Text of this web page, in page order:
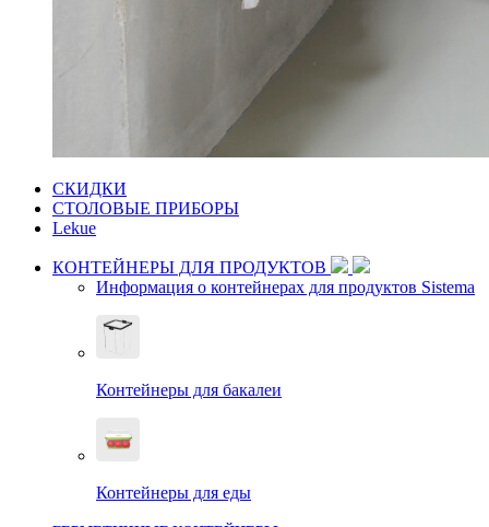
СКИДКИ
СТОЛОВЫЕ ПРИБОРЫ
Lekue
КОНТЕЙНЕРЫ ДЛЯ ПРОДУКТОВ
Информация о контейнерах для продуктов Sistema
Контейнеры для бакалеи
Контейнеры для еды